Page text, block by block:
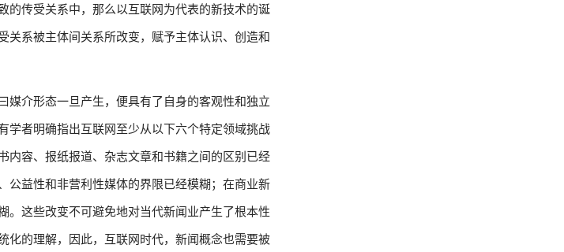
的传受关系中，那么以互联网为代表的新技术的诞
关系被主体间关系所改变，赋予主体认识、创造和
媒介形态一旦产生，便具有了自身的客观性和独立
学者明确指出互联网至少从以下六个特定领域挑战
内容、报纸报道、杂志文章和书籍之间的区别已经
公益性和非营利性媒体的界限已经模糊；在商业新
。这些改变不可避免地对当代新闻业产生了根本性
化的理解，因此，互联网时代，新闻概念也需要被